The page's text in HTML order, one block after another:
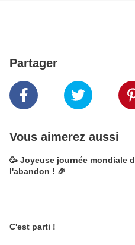
Partager
Vous aimerez aussi
🥳 Joyeuse journée mondiale
l'abandon ! 🎉
C'est parti !